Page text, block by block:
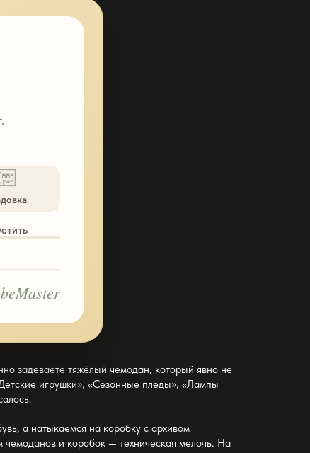
задеваете тяжёлый чемодан, который явно не
игрушки», «Сезонные пледы», «Лампы
а натыкаемся на коробку с архивом
чемоданов и коробок — техническая мелочь. На